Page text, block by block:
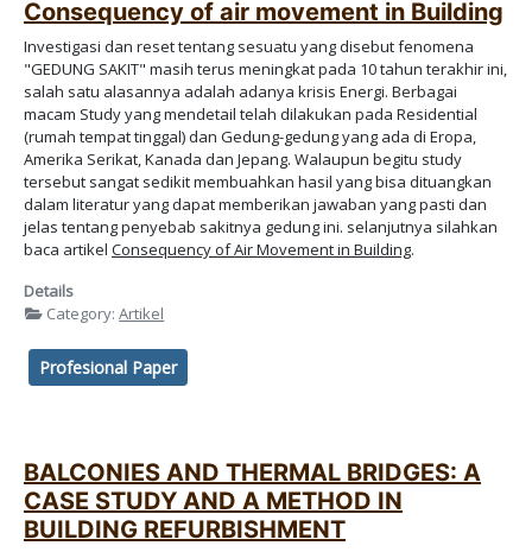
Consequency of air movement in Building
Investigasi dan reset tentang sesuatu yang disebut fenomena
"GEDUNG SAKIT" masih terus meningkat pada 10 tahun terakhir ini,
salah satu alasannya adalah adanya krisis Energi. Berbagai
macam Study yang mendetail telah dilakukan pada Residential
(rumah tempat tinggal) dan Gedung-gedung yang ada di Eropa,
Amerika Serikat, Kanada dan Jepang. Walaupun begitu study
tersebut sangat sedikit membuahkan hasil yang bisa dituangkan
dalam literatur yang dapat memberikan jawaban yang pasti dan
jelas tentang penyebab sakitnya gedung ini. selanjutnya silahkan
baca artikel Consequency of Air Movement in Building.
Details
Category:Artikel
Profesional Paper
BALCONIES AND THERMAL BRIDGES: A
CASE STUDY AND A METHOD IN
BUILDING REFURBISHMENT